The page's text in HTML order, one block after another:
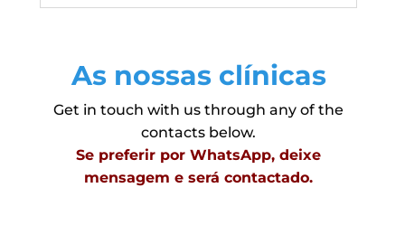
As nossas clínicas
Get in touch with us through any of the
contacts below.
Se preferir por WhatsApp, deixe
mensagem e será contactado.